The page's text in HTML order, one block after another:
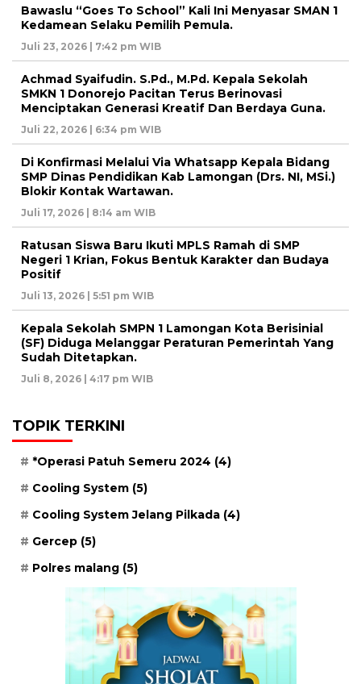
Bawaslu “Goes To School” Kali Ini Menyasar SMAN 1
Kedamean Selaku Pemilih Pemula.
Juli 23, 2026 | 7:42 pm WIB
Achmad Syaifudin. S.Pd., M.Pd. Kepala Sekolah
SMKN 1 Donorejo Pacitan Terus Berinovasi
Menciptakan Generasi Kreatif Dan Berdaya Guna.
Juli 22, 2026 | 6:34 pm WIB
Di Konfirmasi Melalui Via Whatsapp Kepala Bidang
SMP Dinas Pendidikan Kab Lamongan (Drs. NI, MSi.)
Blokir Kontak Wartawan.
Juli 17, 2026 | 8:14 am WIB
Ratusan Siswa Baru Ikuti MPLS Ramah di SMP
Negeri 1 Krian, Fokus Bentuk Karakter dan Budaya
Positif
Juli 13, 2026 | 5:51 pm WIB
Kepala Sekolah SMPN 1 Lamongan Kota Berisinial
(SF) Diduga Melanggar Peraturan Pemerintah Yang
Sudah Ditetapkan.
Juli 8, 2026 | 4:17 pm WIB
TOPIK TERKINI
*Operasi Patuh Semeru 2024 (4)
Cooling System (5)
Cooling System Jelang Pilkada (4)
Gercep (5)
Polres malang (5)